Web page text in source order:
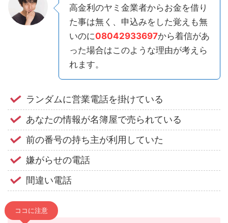
高金利のヤミ金業者からお金を借り
た事は無く、申込みをした覚えも無
いのに08042933697から着信があ
った場合はこのような理由が考えら
れます。
ランダムに営業電話を掛けている
あなたの情報が名簿屋で売られている
前の番号の持ち主が利用していた
嫌がらせの電話
間違い電話
ココに注意